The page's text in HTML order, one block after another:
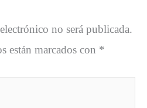
no será publicada.
están marcados con *